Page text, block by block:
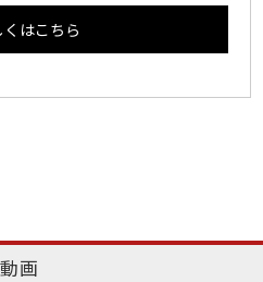
くはこちら
動画